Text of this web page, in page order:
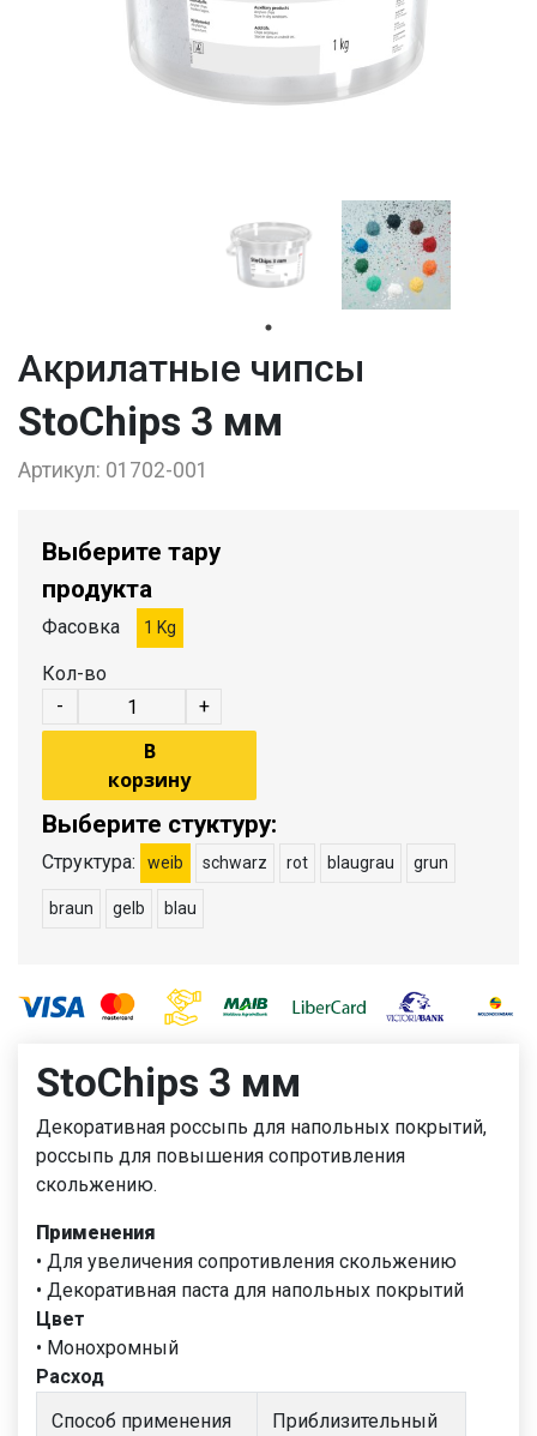
Aкрилатные чипсы
StoChips 3 мм
Артикул: 01702-001
Выберите тару
продукта
Фасовка 1 Kg
Кол-во
-
+
В
корзину
Выберите стуктуру:
Структура: weib schwarz rot blaugrau grun
braun gelb blau
StoChips 3 мм
Декоративная россыпь для напольных покрытий,
россыпь для повышения сопротивления
скольжению.
Применения
• Для увеличения сопротивления скольжению
• Декоративная паста для напольных покрытий
Цвет
• Монохромный
Расход
Способ применения
Приблизительный